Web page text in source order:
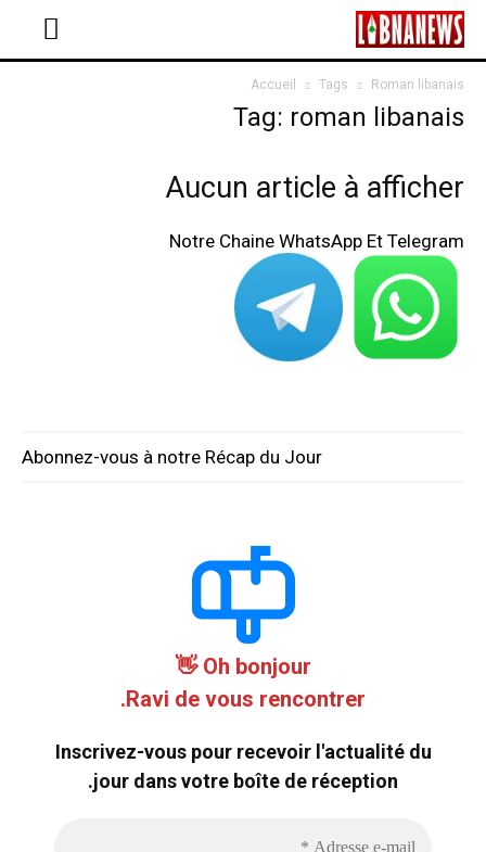
Accueil Tags Roman libanais
Tag: roman libanais
Aucun article à afficher
Notre Chaine WhatsApp Et Telegram
Abonnez-vous à notre Récap du Jour
Oh bonjour 👋
Ravi de vous rencontrer.
Inscrivez-vous pour recevoir l'actualité du
jour dans votre boîte de réception.